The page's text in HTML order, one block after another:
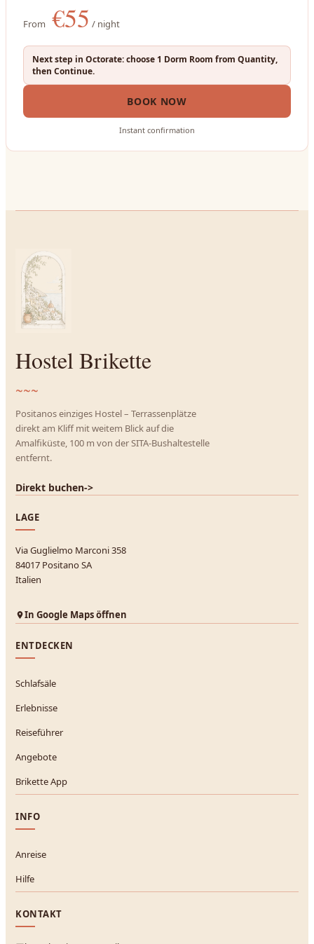
From €55 / night
Next step in Octorate: choose 1 Dorm Room from Quantity,
then Continue.
BOOK NOW
Instant confirmation
Hostel Brikette
~~~
Positanos einziges Hostel – Terrassenplätze
direkt am Kliff mit weitem Blick auf die
Amalfiküste, 100 m von der SITA-Bushaltestelle
entfernt.
Direkt buchen->
LAGE
Via Guglielmo Marconi 358
84017 Positano SA
Italien
In Google Maps öffnen
ENTDECKEN
Schlafsäle
Erlebnisse
Reiseführer
Angebote
Brikette App
INFO
Anreise
Hilfe
KONTAKT